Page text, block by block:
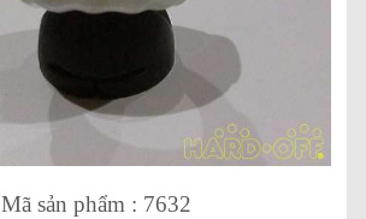
Mã sản phẩm : 7632